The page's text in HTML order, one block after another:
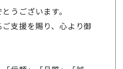
うございます。
支援を賜り、心より御